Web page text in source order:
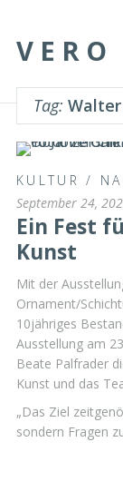
Tag:
KULTUR /
September 24,
Ein Fest
Kunst
Mit der
Ornament/
10jähriges
Ausstellung am
Beate Palfrader
Kunst und das
„Das Ziel
sondern Fragen